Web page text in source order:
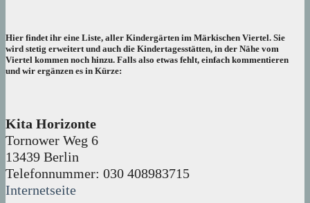
Hier findet ihr eine Liste, aller Kindergärten im Märkischen Viertel. Sie
wird stetig erweitert und auch die Kindertagesstätten, in der Nähe vom
Viertel kommen noch hinzu. Falls also etwas fehlt, einfach kommentieren
und wir ergänzen es in Kürze:
Kita Horizonte
Tornower Weg 6
13439 Berlin
Telefonnummer: 030 408983715
Internetseite